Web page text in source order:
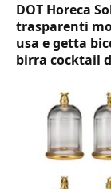
DOT Horeca
trasparenti
usa e getta
birra cocktail